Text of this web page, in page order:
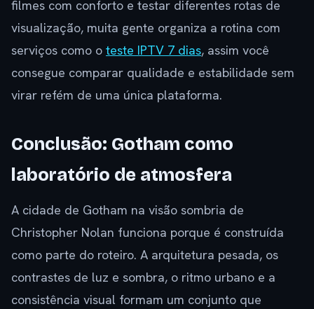
filmes com conforto e testar diferentes rotas de
visualização, muita gente organiza a rotina com
serviços como o teste IPTV 7 dias, assim você
consegue comparar qualidade e estabilidade sem
virar refém de uma única plataforma.
Conclusão: Gotham como
laboratório de atmosfera
A cidade de Gotham na visão sombria de
Christopher Nolan funciona porque é construída
como parte do roteiro. A arquitetura pesada, os
contrastes de luz e sombra, o ritmo urbano e a
consistência visual formam um conjunto que